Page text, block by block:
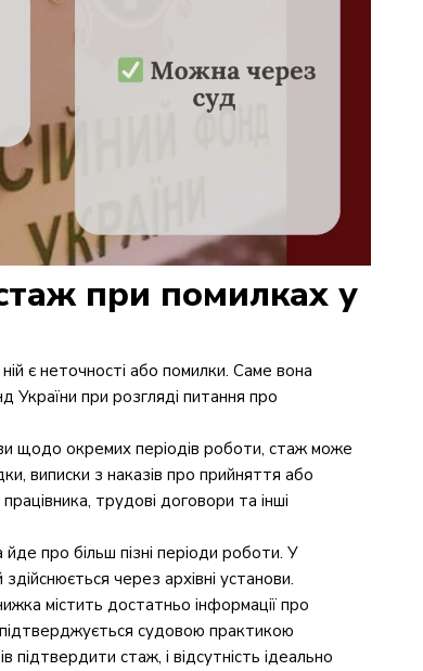
при помилках у
є неточності або помилки. Саме вона
України при розгляді питання про
щодо окремих періодів роботи, стаж може
виписки з наказів про прийняття або
трудові договори та інші
про більш пізні періоди роботи. У
через архівні установи.
містить достатньо інформації про
судовою практикою
підтвердити стаж, і відсутність ідеально